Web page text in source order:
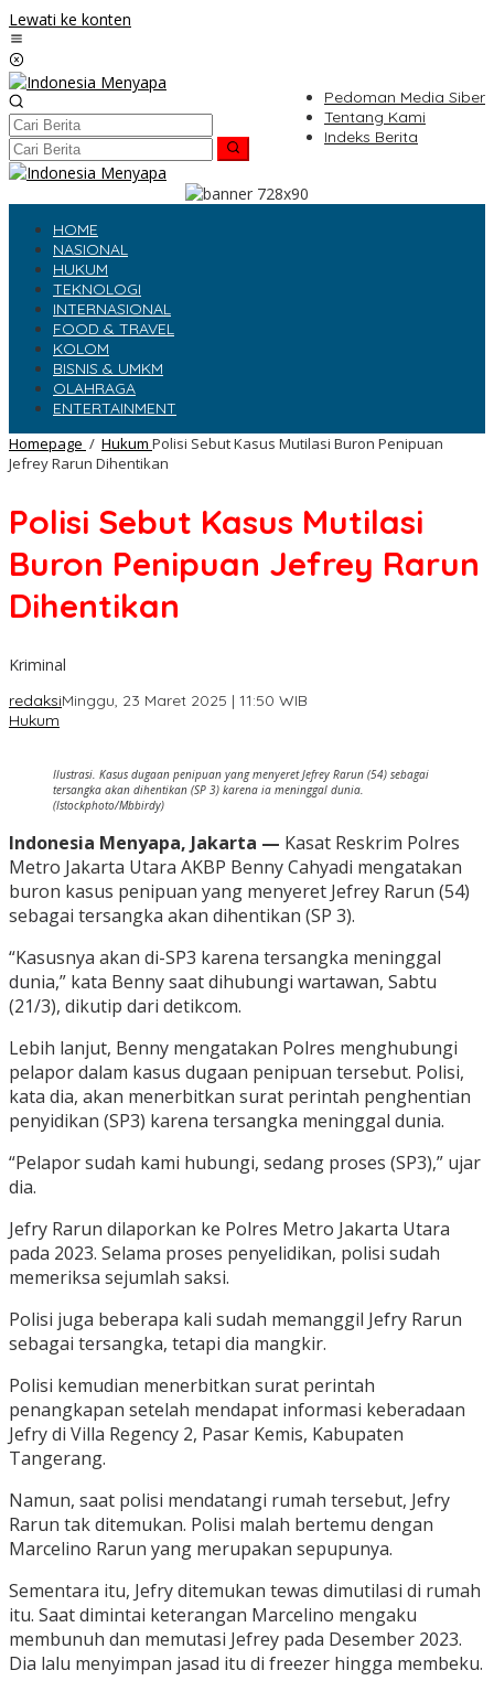
Lewati ke konten
Pedoman Media Siber
Tentang Kami
Indeks Berita
HOME
NASIONAL
HUKUM
TEKNOLOGI
INTERNASIONAL
FOOD & TRAVEL
KOLOM
BISNIS & UMKM
OLAHRAGA
ENTERTAINMENT
Homepage / Hukum Polisi Sebut Kasus Mutilasi Buron Penipuan
Jefrey Rarun Dihentikan
Polisi Sebut Kasus Mutilasi
Buron Penipuan Jefrey Rarun
Dihentikan
Kriminal
redaksiMinggu, 23 Maret 2025 | 11:50 WIB
Hukum
Ilustrasi. Kasus dugaan penipuan yang menyeret Jefrey Rarun (54) sebagai
tersangka akan dihentikan (SP 3) karena ia meninggal dunia.
(Istockphoto/Mbbirdy)
Indonesia Menyapa, Jakarta — Kasat Reskrim Polres
Metro Jakarta Utara AKBP Benny Cahyadi mengatakan
buron kasus penipuan yang menyeret Jefrey Rarun (54)
sebagai tersangka akan dihentikan (SP 3).
“Kasusnya akan di-SP3 karena tersangka meninggal
dunia,” kata Benny saat dihubungi wartawan, Sabtu
(21/3), dikutip dari detikcom.
Lebih lanjut, Benny mengatakan Polres menghubungi
pelapor dalam kasus dugaan penipuan tersebut. Polisi,
kata dia, akan menerbitkan surat perintah penghentian
penyidikan (SP3) karena tersangka meninggal dunia.
“Pelapor sudah kami hubungi, sedang proses (SP3),” ujar
dia.
Jefry Rarun dilaporkan ke Polres Metro Jakarta Utara
pada 2023. Selama proses penyelidikan, polisi sudah
memeriksa sejumlah saksi.
Polisi juga beberapa kali sudah memanggil Jefry Rarun
sebagai tersangka, tetapi dia mangkir.
Polisi kemudian menerbitkan surat perintah
penangkapan setelah mendapat informasi keberadaan
Jefry di Villa Regency 2, Pasar Kemis, Kabupaten
Tangerang.
Namun, saat polisi mendatangi rumah tersebut, Jefry
Rarun tak ditemukan. Polisi malah bertemu dengan
Marcelino Rarun yang merupakan sepupunya.
Sementara itu, Jefry ditemukan tewas dimutilasi di rumah
itu. Saat dimintai keterangan Marcelino mengaku
membunuh dan memutasi Jefrey pada Desember 2023.
Dia lalu menyimpan jasad itu di freezer hingga membeku.